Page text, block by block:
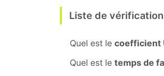
Liste de
Quel est le coefficient
Quel est le temps de